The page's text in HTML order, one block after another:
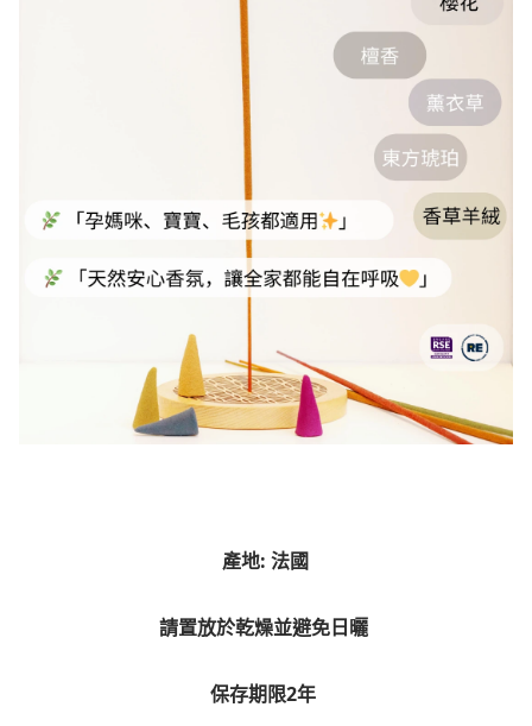
產地: 法國
請置放於乾燥並避免日曬
保存期限2年